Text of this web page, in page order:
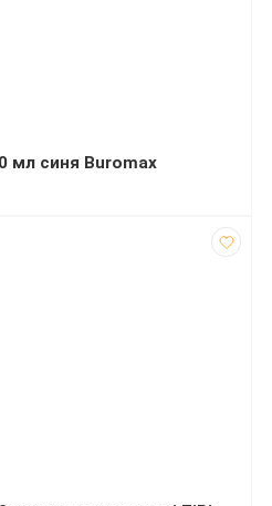
мл синя Buromax